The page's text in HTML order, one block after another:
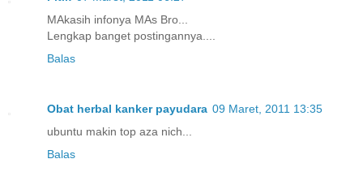
MAkasih infonya MAs Bro...
Lengkap banget postingannya....
Balas
Obat herbal kanker payudara 09 Maret, 2011 13:35
ubuntu makin top aza nich...
Balas